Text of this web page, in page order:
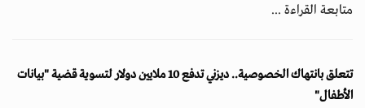
متابعة القراءة ...
تتعلق بانتهاك الخصوصية.. ديزني تدفع 10 ملايين دولار لتسوية قضية "بيانات
الأطفال"